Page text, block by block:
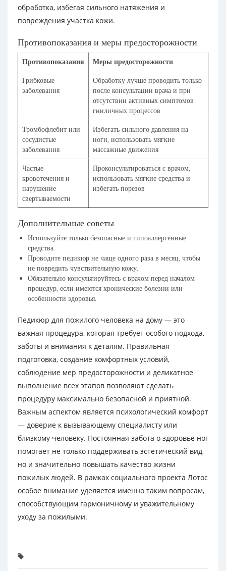
обработка, избегая сильного натяжения и
повреждения участка кожи.
Противопоказания и меры предосторожности
Противопоказания Меры предосторожности
Грибковые
заболевания
Обработку лучше проводить только
после консультации врача и при
отсутствии активных симптомов
гниличных процессов
Тромбофлебит или
сосудистые
заболевания
Избегать сильного давления на
ноги, использовать мягкие
массажные движения
Частые
кровотечения и
нарушение
свертываемости
Проконсультироваться с врачом,
использовать мягкие средства и
избегать порезов
Дополнительные советы
Используйте только безопасные и гипоаллергенные
средства.
Проводите педикюр не чаще одного раза в месяц, чтобы
не повредить чувствительную кожу.
Обязательно консультируйтесь с врачом перед началом
процедур, если имеются хронические болезни или
особенности здоровья.
Педикюр для пожилого человека на дому — это
важная процедура, которая требует особого подхода,
заботы и внимания к деталям. Правильная
подготовка, создание комфортных условий,
соблюдение мер предосторожности и деликатное
выполнение всех этапов позволяют сделать
процедуру максимально безопасной и приятной.
Важным аспектом является психологический комфорт
— доверие к вызывающему специалисту или
близкому человеку. Постоянная забота о здоровье ног
помогает не только поддерживать эстетический вид,
но и значительно повышать качество жизни
пожилых людей. В рамках социального проекта Лотос
особое внимание уделяется именно таким вопросам,
способствующим гармоничному и уважительному
уходу за пожилыми.